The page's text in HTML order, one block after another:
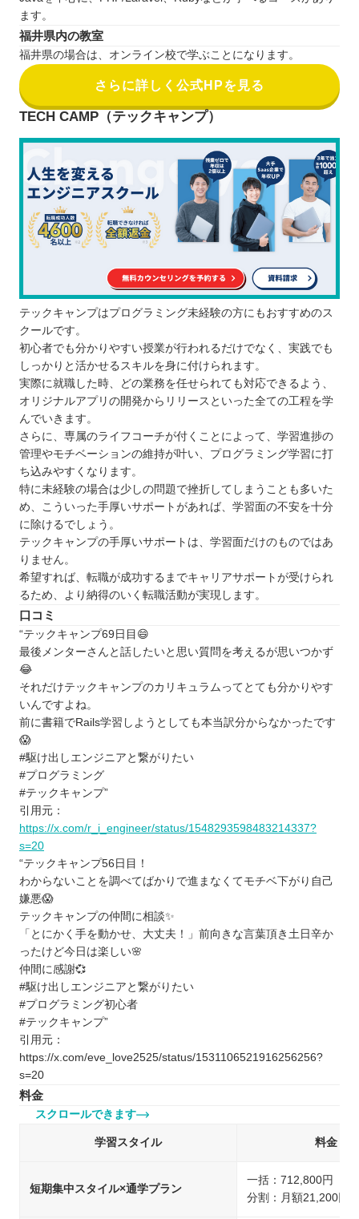
ます。
福井県内の教室
福井県の場合は、オンライン校で学ぶことになります。
さらに詳しく公式HPを見る
TECH CAMP（テックキャンプ）
テックキャンプはプログラミング未経験の方にもおすすめのス
クールです。
初心者でも分かりやすい授業が行われるだけでなく、実践でも
しっかりと活かせるスキルを身に付けられます。
実際に就職した時、どの業務を任せられても対応できるよう、
オリジナルアプリの開発からリリースといった全ての工程を学
んでいきます。
さらに、専属のライフコーチが付くことによって、学習進捗の
管理やモチベーションの維持が叶い、プログラミング学習に打
ち込みやすくなります。
特に未経験の場合は少しの問題で挫折してしまうことも多いた
め、こういった手厚いサポートがあれば、学習面の不安を十分
に除けるでしょう。
テックキャンプの手厚いサポートは、学習面だけのものではあ
りません。
希望すれば、転職が成功するまでキャリアサポートが受けられ
るため、より納得のいく転職活動が実現します。
口コミ
“テックキャンプ69日目😄
最後メンターさんと話したいと思い質問を考えるが思いつかず
😂
それだけテックキャンプのカリキュラムってとても分かりやす
いんですよね。
前に書籍でRails学習しようとしても本当訳分からなかったです
😱
#駆け出しエンジニアと繋がりたい
#プログラミング
#テックキャンプ”
引用元：
https://x.com/r_i_engineer/status/1548293598483214337?
s=20
“テックキャンプ56日目！
わからないことを調べてばかりで進まなくてモチベ下がり自己
嫌悪😱
テックキャンプの仲間に相談✨
「とにかく手を動かせ、大丈夫！」前向きな言葉頂き土日辛か
ったけど今日は楽しい🌸
仲間に感謝💞
#駆け出しエンジニアと繋がりたい
#プログラミング初心者
#テックキャンプ”
引用元：
https://x.com/eve_love2525/status/1531106521916256256?
s=20
料金
スクロールできます
学習スタイル 料金
短期集中スタイル×通学プラン
一括：712,800円（税
分割：月額21,200円